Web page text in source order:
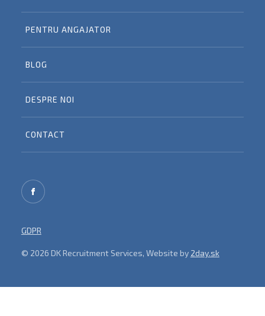
PENTRU ANGAJATOR
BLOG
DESPRE NOI
CONTACT
GDPR
© 2026 DK Recruitment Services, Website by 2day.sk